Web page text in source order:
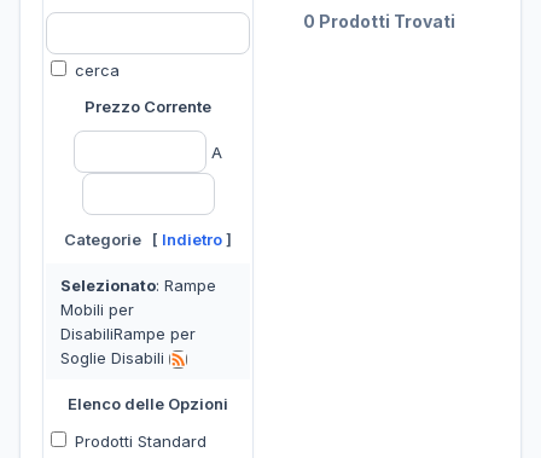
cerca
Prezzo Corrente
A
Categorie [ Indietro]
Selezionato: Rampe
Mobili per
DisabiliRampe per
Soglie Disabili
Elenco delle Opzioni
Prodotti Standard
0 Prodotti Trovati